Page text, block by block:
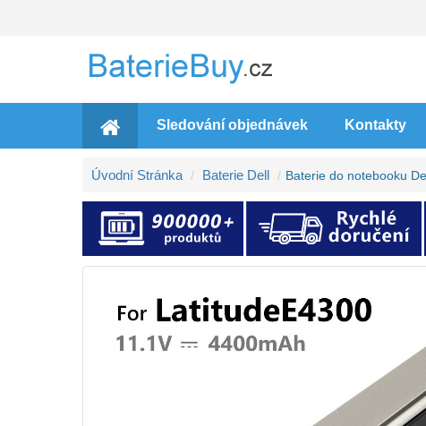
Sledování objednávek Kontakty
Úvodní Stránka Baterie Dell Baterie do notebooku